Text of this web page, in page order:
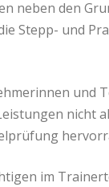
neben den
Stepp- und
und
nicht
im